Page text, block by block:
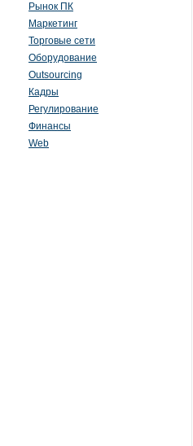
Рынок ПК
Маркетинг
Торговые сети
Оборудование
Outsourcing
Кадры
Регулирование
Финансы
Web